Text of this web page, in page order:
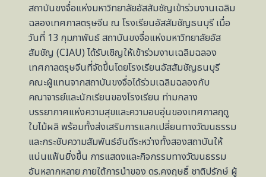
สถาบันขงจื่อแห่งมหาวิทยาลัยอัสสัมชัญเข้าร่วมงานเฉลิม
ฉลองเทศกาลตรุษจีน ณ โรงเรียนอัสสัมชัญธนบุรี เมื่อ
วันที่ 13 กุมภาพันธ์ สถาบันขงจื่อแห่งมหาวิทยาลัยอัส
สัมชัญ (CIAU) ได้รับเชิญให้เข้าร่วมงานเฉลิมฉลอง
เทศกาลตรุษจีนที่จัดขึ้นโดยโรงเรียนอัสสัมชัญธนบุรี
คณะผู้แทนจากสถาบันขงจื่อได้ร่วมเฉลิมฉลองกับ
คณาจารย์และนักเรียนของโรงเรียน ท่ามกลาง
บรรยากาศแห่งความสุขและความอบอุ่นของเทศกาลฤดู
ใบไม้ผลิ พร้อมทั้งส่งเสริมการแลกเปลี่ยนทางวัฒนธรรม
และกระชับความสัมพันธ์อันดีระหว่างทั้งสองสถาบันให้
แน่นแฟ้นยิ่งขึ้น การแสดงและกิจกรรมทางวัฒนธรรม
อันหลากหลาย ภายใต้การนำของ ดร.คงฤษธิ์ ชาติปรักษ์ ผู้